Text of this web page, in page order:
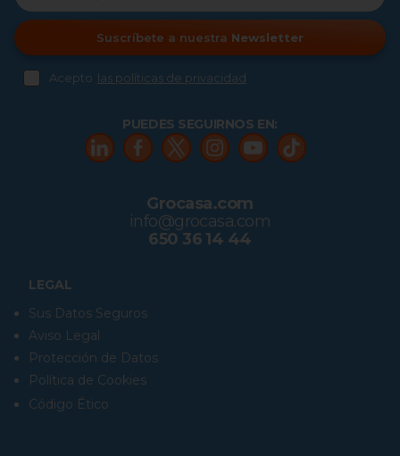
Suscríbete a nuestra Newsletter
Acepto las políticas de privacidad
LEGAL
Sus Datos Seguros
Aviso Legal
Protección de Datos
Política de Cookies
Código Ético
PUEDES SEGUIRNOS EN:
Grocasa.com
info@grocasa.com
650 36 14 44